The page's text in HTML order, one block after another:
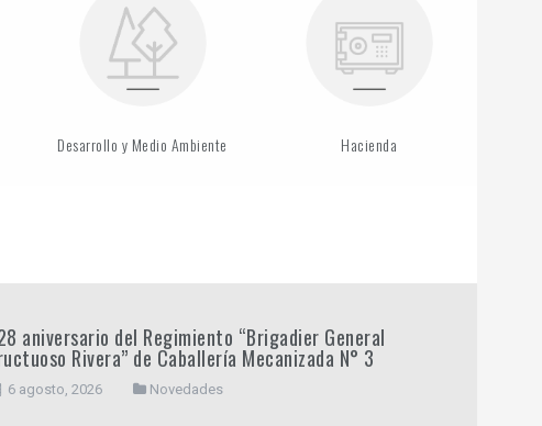
Desarrollo y Medio Ambiente Hacienda
aniversario del Regimiento “Brigadier General
Rivera” de Caballería Mecanizada N° 3
6 agosto, 2026 Novedades